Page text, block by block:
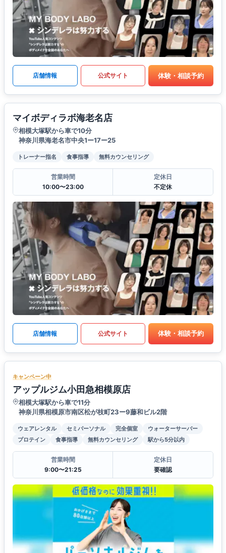
店舗情報 公式サイト 体験・相談予約
マイボディラボ海老名店
相模大塚駅から車で10分
神奈川県海老名市中央1ー17ー25
トレーナー指名 食事指導 無料カウンセリング
営業時間
10:00〜23:00
定休日
不定休
店舗情報 公式サイト 体験・相談予約
キャンペーン中
アップルジム小田急相模原店
相模大塚駅から車で11分
神奈川県相模原市南区松が枝町23ー9藤和ビル2階
ウェアレンタル セミパーソナル 完全個室
ウォーターサーバー
プロテイン
食事指導 無料カウンセリング 駅から5分以内
営業時間
9:00〜21:25
定休日
要確認